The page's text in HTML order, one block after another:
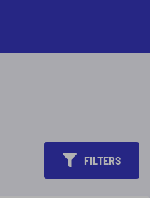
FILTERS